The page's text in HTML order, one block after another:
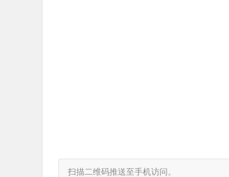
扫描二维码推送至手机访问。